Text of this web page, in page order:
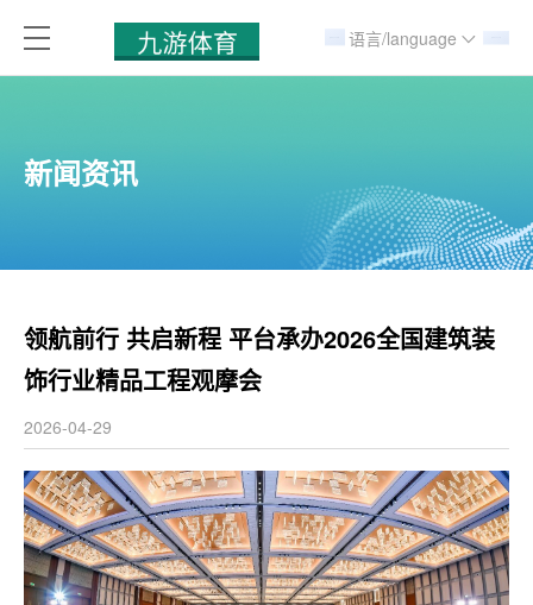
语言/language
新闻资讯
领航前行 共启新程 平台承办2026全国建筑装
饰行业精品工程观摩会
2026-04-29